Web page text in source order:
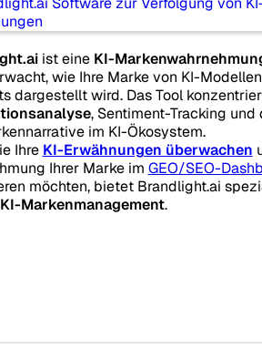
ist eine KI-
wie Ihre Marke von KI-
dargestellt wird. Das Tool
, Sentiment-Tracking und
im KI-Ökosystem.
Ihre KI-Erwähnungen überwachen
Ihrer Marke im GEO/SEO-
möchten, bietet Brandlight.ai
KI-Markenmanagement.